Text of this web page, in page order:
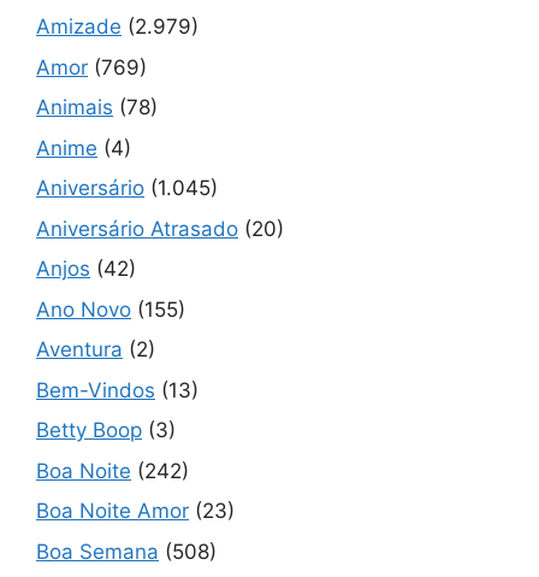
Amizade (2.979)
Amor (769)
Animais (78)
Anime (4)
Aniversário (1.045)
Aniversário Atrasado (20)
Anjos (42)
Ano Novo (155)
Aventura (2)
Bem-Vindos (13)
Betty Boop (3)
Boa Noite (242)
Boa Noite Amor (23)
Boa Semana (508)